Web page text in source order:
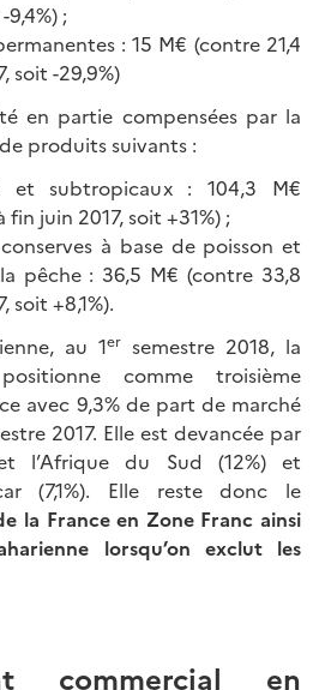
;
: 15 M€ (contre 21,4
soit -29,9%)
en partie compensées par la
produits suivants :
et subtropicaux : 104,3 M€
juin 2017, soit +31%) ;
à base de poisson et
pêche : 36,5 M€ (contre 33,8
soit +8,1%).
au 1er semestre 2018, la
comme troisième
avec 9,3% de part de marché
2017. Elle est devancée par
l’Afrique du Sud (12%) et
(7,1%). Elle reste donc le
la France en Zone Franc ainsi
lorsqu’on exclut les
commercial en